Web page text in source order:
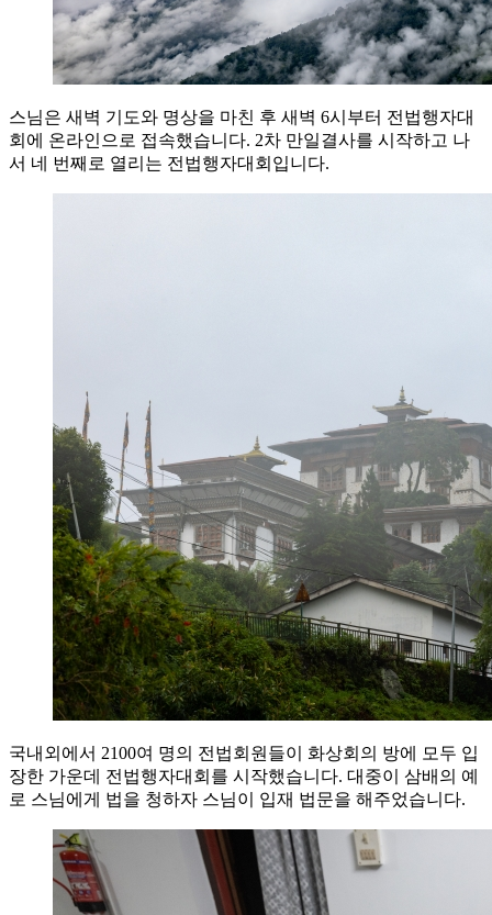
스님은 새벽 기도와 명상을 마친 후 새벽 6시부터 전법행자대
회에 온라인으로 접속했습니다. 2차 만일결사를 시작하고 나
서 네 번째로 열리는 전법행자대회입니다.
국내외에서 2100여 명의 전법회원들이 화상회의 방에 모두 입
장한 가운데 전법행자대회를 시작했습니다. 대중이 삼배의 예
로 스님에게 법을 청하자 스님이 입재 법문을 해주었습니다.